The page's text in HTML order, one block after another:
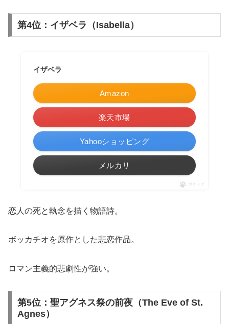
第4位：イザベラ（Isabella）
イザベラ
Amazon
楽天市場
Yahooショッピング
メルカリ
ポチップ
恋人の死と執念を描く物語詩。
ボッカチオを原作とした悲恋作品。
ロマン主義的悲劇性が強い。
第5位：聖アグネス祭の前夜（The Eve of St.
Agnes）